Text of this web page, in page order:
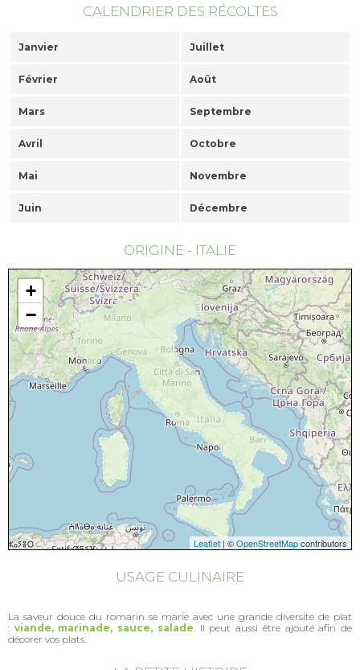
CALENDRIER DES RÉCOLTES
Janvier Juillet
Février Août
Mars Septembre
Avril Octobre
Mai Novembre
Juin Décembre
ORIGINE - ITALIE
+
−
Leaflet | ©OpenStreetMapcontributors
USAGE CULINAIRE
La saveur douce du romarin se marie avec une grande diversité de plat
: viande, marinade, sauce, salade. Il peut aussi être ajouté afin de
décorer vos plats.